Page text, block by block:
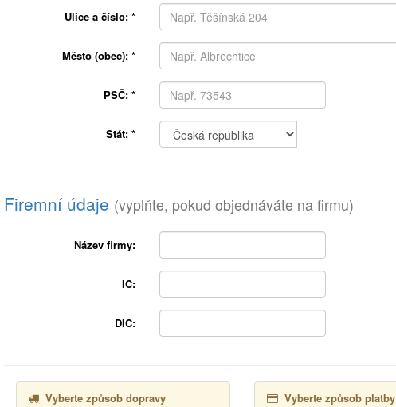
Ulice a číslo: *
Město (obec): *
PSČ: *
Stát: *
Firemní údaje (vyplňte, pokud objednáváte na firmu)
Název firmy:
IČ:
DIČ:
Vyberte způsob dopravy Vyberte způsob platby